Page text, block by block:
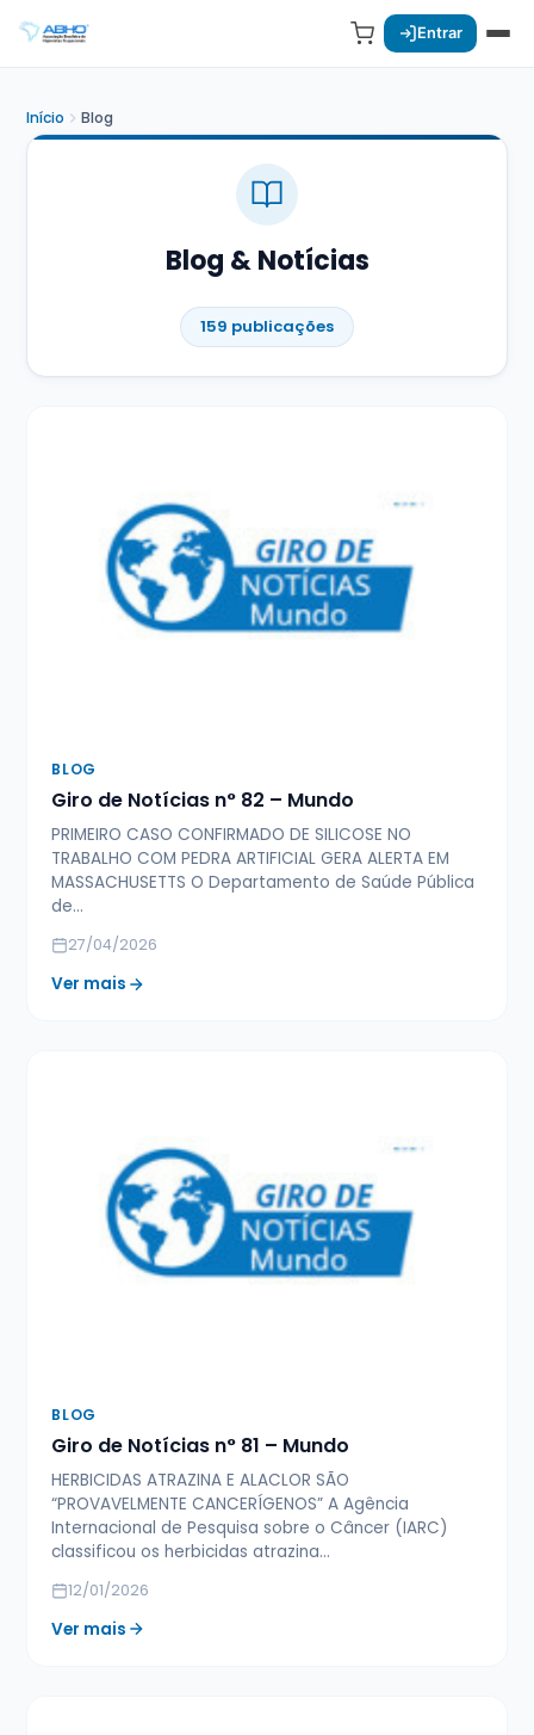
Entrar
Início Blog
Blog & Notícias
159 publicações
BLOG
Giro de Notícias n° 82 – Mundo
PRIMEIRO CASO CONFIRMADO DE SILICOSE NO
TRABALHO COM PEDRA ARTIFICIAL GERA ALERTA EM
MASSACHUSETTS O Departamento de Saúde Pública
de…
27/04/2026
Ver mais
BLOG
Giro de Notícias n° 81 – Mundo
HERBICIDAS ATRAZINA E ALACLOR SÃO
“PROVAVELMENTE CANCERÍGENOS” A Agência
Internacional de Pesquisa sobre o Câncer (IARC)
classificou os herbicidas atrazina…
12/01/2026
Ver mais